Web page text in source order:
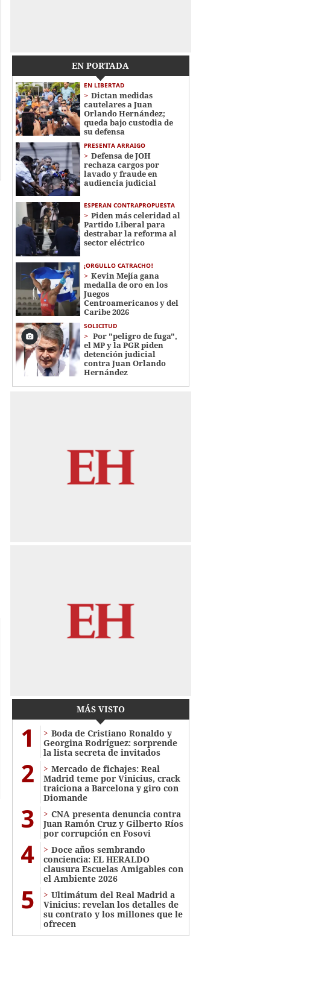
EN PORTADA
EN LIBERTAD
Dictan medidas
cautelares a Juan
Orlando Hernández;
queda bajo custodia de
su defensa
PRESENTA ARRAIGO
Defensa de JOH
rechaza cargos por
lavado y fraude en
audiencia judicial
ESPERAN CONTRAPROPUESTA
Piden más celeridad al
Partido Liberal para
destrabar la reforma al
sector eléctrico
¡ORGULLO CATRACHO!
Kevin Mejía gana
medalla de oro en los
Juegos
Centroamericanos y del
Caribe 2026
SOLICITUD
Por "peligro de fuga",
el MP y la PGR piden
detención judicial
contra Juan Orlando
Hernández
MÁS VISTO
1
Boda de Cristiano Ronaldo y
Georgina Rodríguez: sorprende
la lista secreta de invitados
2
Mercado de fichajes: Real
Madrid teme por Vinicius, crack
traiciona a Barcelona y giro con
Diomande
3
CNA presenta denuncia contra
Juan Ramón Cruz y Gilberto Ríos
por corrupción en Fosovi
4
Doce años sembrando
conciencia: EL HERALDO
clausura Escuelas Amigables con
el Ambiente 2026
5
Ultimátum del Real Madrid a
Vinicius: revelan los detalles de
su contrato y los millones que le
ofrecen